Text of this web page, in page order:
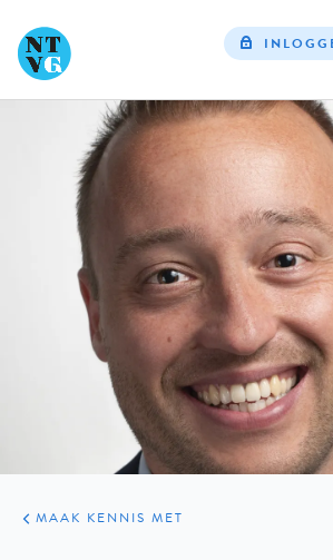
ARTIKELEN
VARIA
MAAK KENNIS MET